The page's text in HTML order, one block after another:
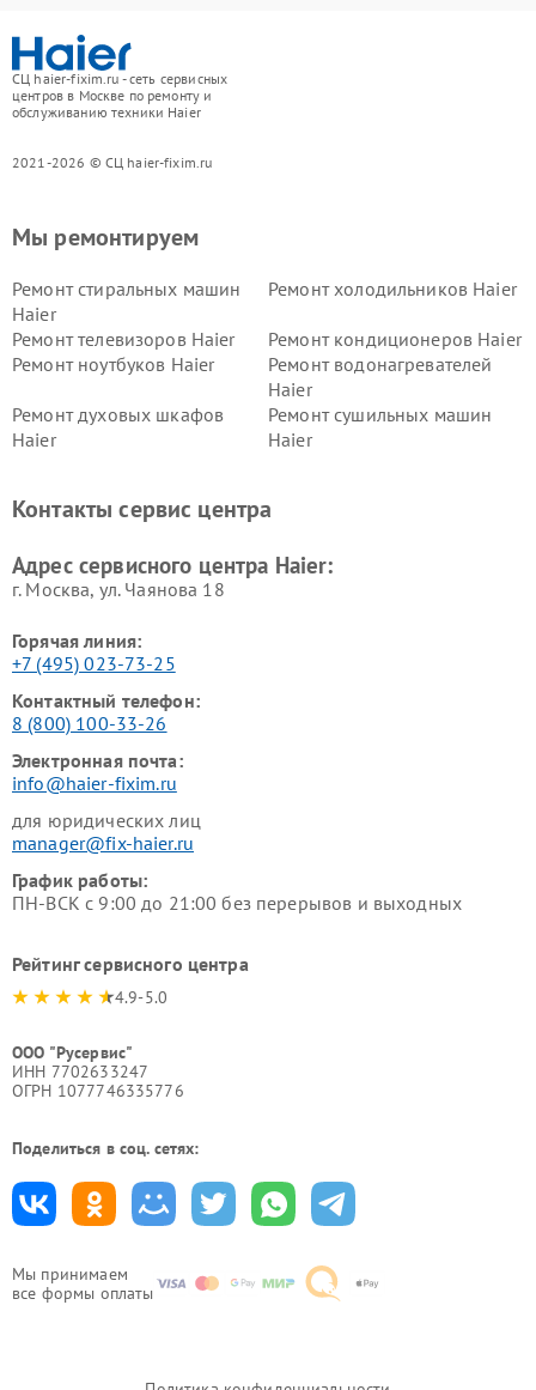
СЦ haier-fixim.ru - сеть сервисных
центров в Москве по ремонту и
обслуживанию техники Haier
2021-2026 © СЦ haier-fixim.ru
Мы принимаем
все формы оплаты
Мы ремонтируем
Ремонт стиральных машин
Haier
Ремонт холодильников Haier
Ремонт телевизоров Haier
Ремонт кондиционеров Haier
Ремонт ноутбуков Haier
Ремонт водонагревателей
Haier
Ремонт духовых шкафов
Haier
Ремонт сушильных машин
Haier
Ремонт роботов-пылесосов
Ремонт посудомоечных
Контакты сервис центра
Адрес сервисного центра Haier:
г. Москва, ул. Чаянова 18
Горячая линия:
+7 (495) 023-73-25
Контактный телефон:
8 (800) 100-33-26
Электронная почта:
info@haier-fixim.ru
для юридических лиц
manager@fix-haier.ru
График работы:
ПН-ВСК с 9:00 до 21:00 без перерывов и выходных
Рейтинг сервисного центра
4.9-5.0
ООО "Русервис"
ИНН 7702633247
ОГРН 1077746335776
Поделиться в соц. сетях: